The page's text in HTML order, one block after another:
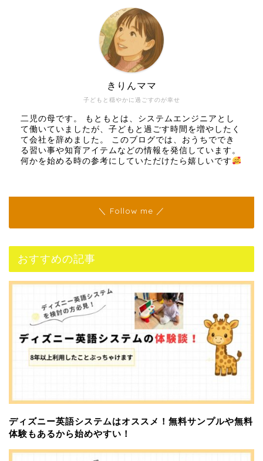
子どもと穏やかに過ごすのが幸せ
きりんママ
二児の母です。 もともとは、システムエンジニアとし
て働いていましたが、子どもと過ごす時間を増やしたく
て会社を辞めました。 このブログでは、おうちででき
る習い事や知育アイテムなどの情報を発信しています。
何かを始める時の参考にしていただけたら嬉しいです
＼ Follow me ／
おすすめの記事
ディズニー英語システムはオススメ！無料サンプルや無料
体験もあるから始めやすい！